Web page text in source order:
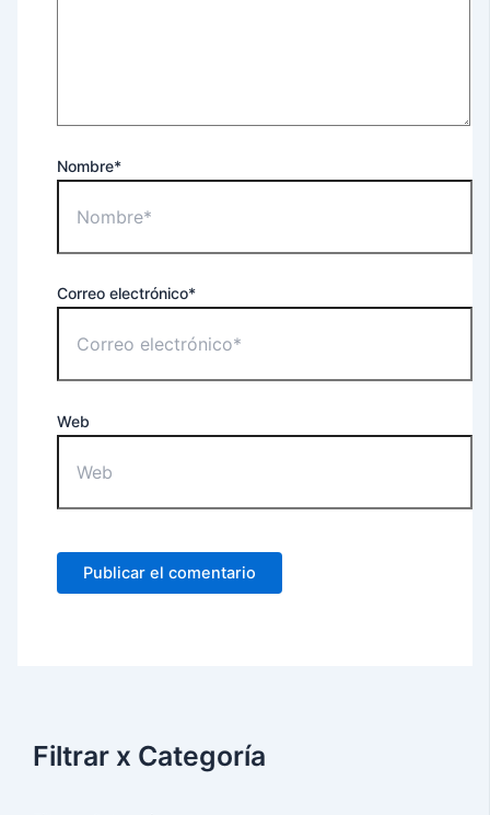
Nombre*
Correo electrónico*
Web
Filtrar x Categoría